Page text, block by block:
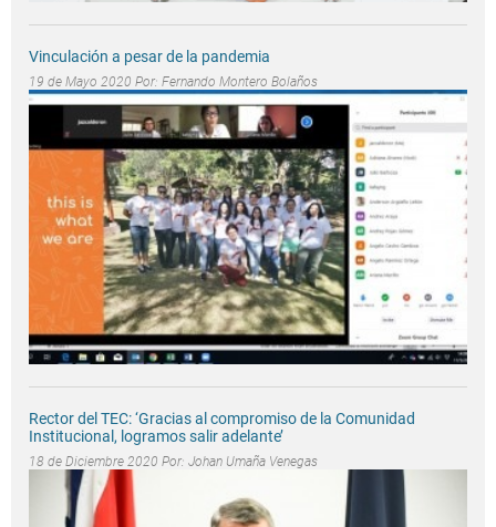
Vinculación a pesar de la pandemia
19 de Mayo 2020 Por: Fernando Montero Bolaños
Rector del TEC: ‘Gracias al compromiso de la Comunidad
Institucional, logramos salir adelante’
18 de Diciembre 2020 Por: Johan Umaña Venegas